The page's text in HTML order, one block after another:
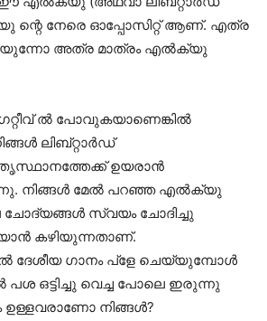
നേരെ ഓപ്പോസിറ്റ് ആണ്. എത്ര
അത്ര മാത്രം എൽക്യു
ൽ പോവുകയാണെങ്കിൽ
ലിബ്റ്റാർഡ്
ഉയരാൻ
നിങ്ങൾ മേൽ പറഞ്ഞ എൽക്യു
സ്വയം ചോദിച്ചു
കഴിയുന്നതാണ്.
ദേശീയ ഗാനം പ്ളേ ചെയ്യുമ്പോൾ
പശ ഒട്ടിച്ചു വെച്ച പോലെ ഇരുന്നു
നിങ്ങൾ?